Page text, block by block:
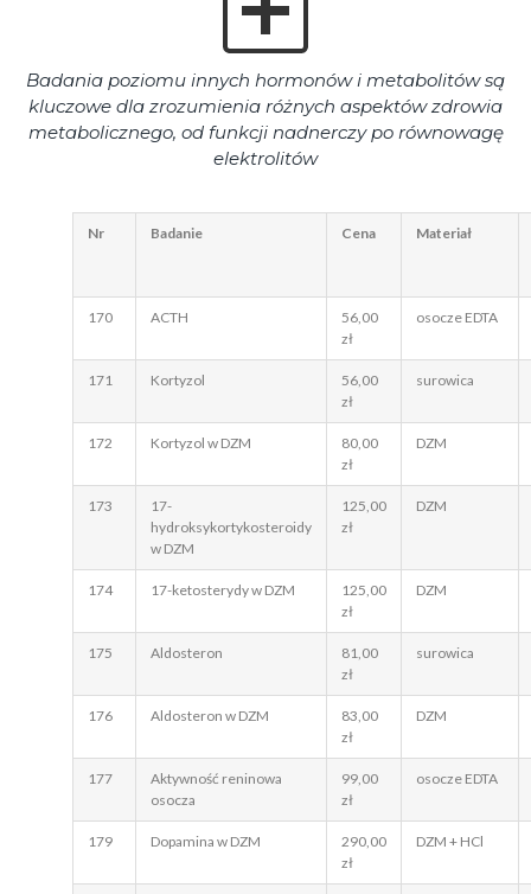
Badania poziomu innych hormonów i metabolitów są
kluczowe dla zrozumienia różnych aspektów zdrowia
metabolicznego, od funkcji nadnerczy po równowagę
elektrolitów
Nr Badanie Cena Materiał
170 ACTH
56,00
zł
osocze EDTA
171 Kortyzol
56,00
zł
surowica
172 Kortyzol w DZM
80,00
zł
DZM
173
17-
hydroksykortykosteroidy
w DZM
125,00
zł
DZM
174 17-ketosterydy w DZM
125,00
zł
DZM
175 Aldosteron
81,00
zł
surowica
176 Aldosteron w DZM
83,00
zł
DZM
177
Aktywność reninowa
osocza
99,00
zł
osocze EDTA
179 Dopamina w DZM
290,00
zł
DZM + HCl